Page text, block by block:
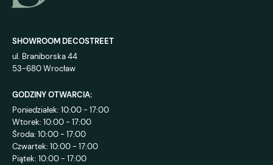
SHOWROOM DECOSTREET
ul. Braniborska 44
53-680 Wrocław
GODZINY OTWARCIA:
Poniedziałek: 10:00 - 17:00
Wtorek: 10:00 - 17:00
Środa: 10:00 - 17:00
Czwartek: 10:00 - 17:00
Piątek: 10:00 - 17:00